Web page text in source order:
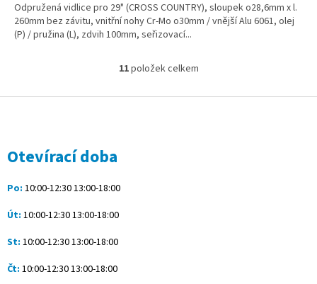
Odpružená vidlice pro 29" (CROSS COUNTRY), sloupek o28,6mm x l.
260mm bez závitu, vnitřní nohy Cr-Mo o30mm / vnější Alu 6061, olej
(P) / pružina (L), zdvih 100mm, seřizovací...
O
l
11položek celkem
Otevírací doba
Po: 10:00-12:30 13:00-18:00
Út: 10:00-12:30 13:00-18:00
St: 10:00-12:30 13:00-18:00
Čt: 10:00-12:30 13:00-18:00